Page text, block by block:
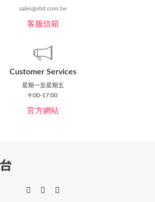
sales@stst.com.tw
客服信箱
Customer Services
星期一至星期五
9:00-17:00
官方網站